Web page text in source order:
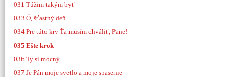
031 Túžim takým byť
033 Ó, šťastný deň
034 Pre túto krv Ťa musím chváliť, Pane!
035 Ešte krok
036 Ty si mocný
037 Je Pán moje svetlo a moje spasenie